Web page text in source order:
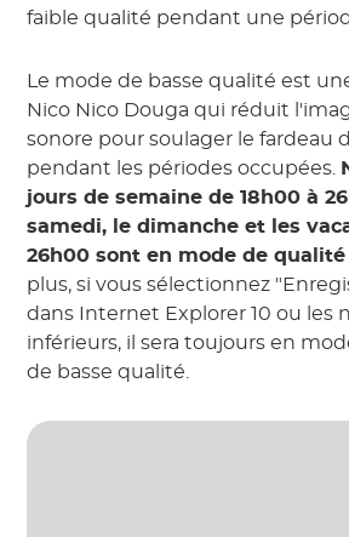
faible qualité pendant une
Le mode de basse qualité est
Nico Nico Douga qui réduit
sonore pour soulager le fardeau
pendant les périodes occupées.
jours de semaine de 18h00 à
samedi, le dimanche et les
26h00 sont en mode de
plus, si vous sélectionnez
dans Internet Explorer 10 ou les
inférieurs, il sera toujours en
de basse qualité.